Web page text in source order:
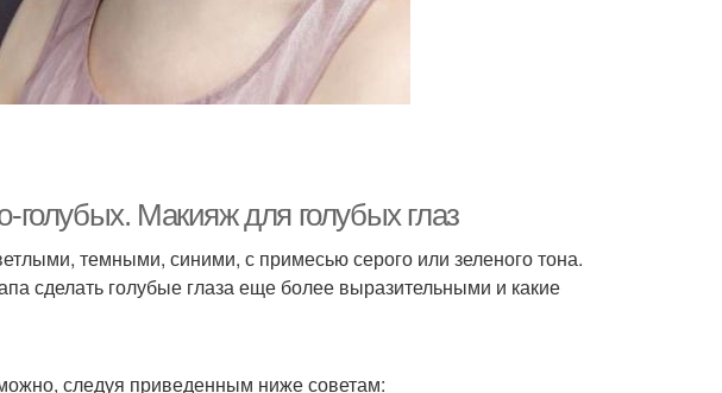
голубых. Макияж для голубых глаз
темными, синими, с примесью серого или зеленого тона.
сделать голубые глаза еще более выразительными и какие
следуя приведенным ниже советам: